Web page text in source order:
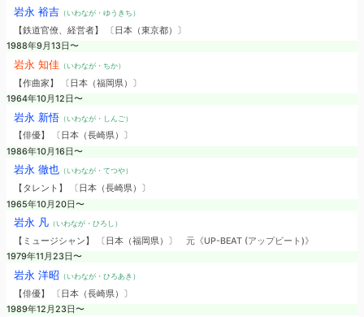
岩永 裕吉（いわなが・ゆうきち）
【鉄道官僚、経営者】 〔日本（東京都）〕
1988年9月13日〜
岩永 知佳（いわなが・ちか）
【作曲家】 〔日本（福岡県）〕
1964年10月12日〜
岩永 新悟（いわなが・しんご）
【俳優】 〔日本（長崎県）〕
1986年10月16日〜
岩永 徹也（いわなが・てつや）
【タレント】 〔日本（長崎県）〕
1965年10月20日〜
岩永 凡（いわなが・ひろし）
【ミュージシャン】 〔日本（福岡県）〕 元《UP-BEAT (アップビート)》
1979年11月23日〜
岩永 洋昭 （いわなが・ひろあき）
【俳優】 〔日本（長崎県）〕
1989年12月23日〜